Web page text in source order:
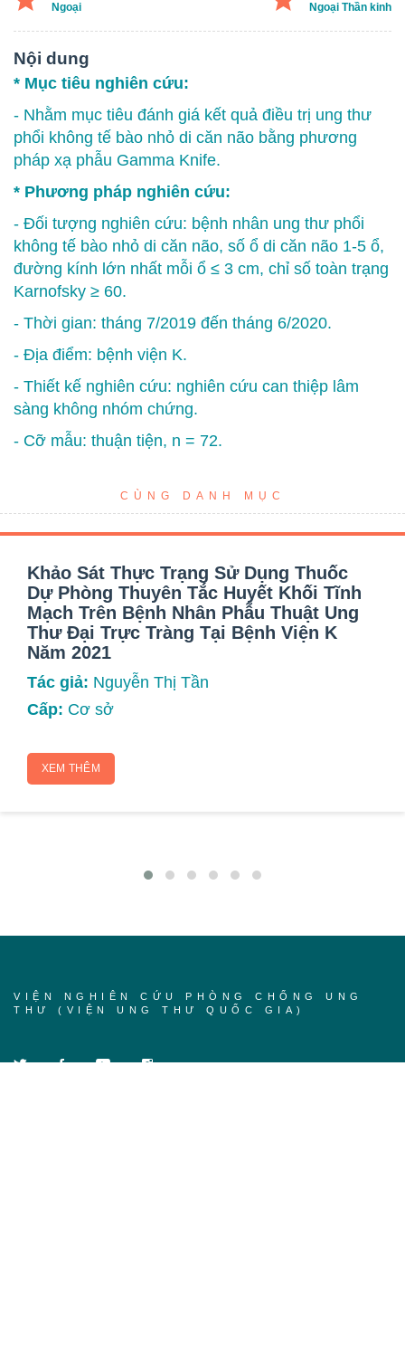
Ngoại
Ngoại Thần kinh
Nội dung
* Mục tiêu nghiên cứu:
- Nhằm mục tiêu đánh giá kết quả điều trị ung thư
phổi không tế bào nhỏ di căn não bằng phương
pháp xạ phẫu Gamma Knife.
* Phương pháp nghiên cứu:
- Đối tượng nghiên cứu: bệnh nhân ung thư phổi
không tế bào nhỏ di căn não, số ổ di căn não 1-5 ổ,
đường kính lớn nhất mỗi ổ ≤ 3 cm, chỉ số toàn trạng
Karnofsky ≥ 60.
- Thời gian: tháng 7/2019 đến tháng 6/2020.
- Địa điểm: bệnh viện K.
- Thiết kế nghiên cứu: nghiên cứu can thiệp lâm
sàng không nhóm chứng.
- Cỡ mẫu: thuận tiện, n = 72.
CÙNG DANH MỤC
Khảo Sát Thực Trạng Sử Dụng Thuốc
Dự Phòng Thuyên Tắc Huyết Khối Tĩnh
Mạch Trên Bệnh Nhân Phẫu Thuật Ung
Thư Đại Trực Tràng Tại Bệnh Viện K
Năm 2021
Tác giả: Nguyễn Thị Tần
Cấp: Cơ sở
XEM THÊM
VIỆN NGHIÊN CỨU PHÒNG CHỐNG UNG
THƯ (VIỆN UNG THƯ QUỐC GIA)